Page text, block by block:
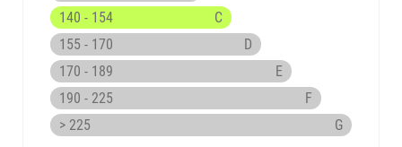
140 - 154
C
155 - 170
D
170 - 189
E
190 - 225
F
> 225
G